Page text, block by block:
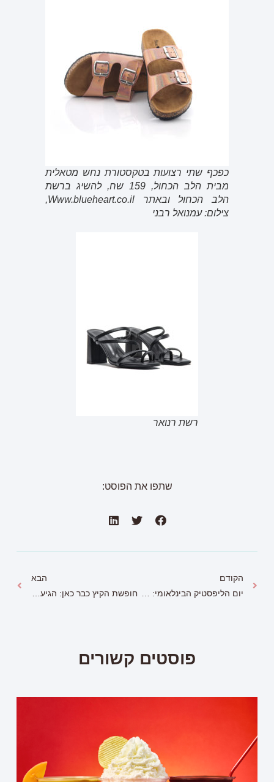
כפכף שתי רצועות בטקסטורת נחש מטאלית
מבית הלב הכחול, 159 שח, להשיג ברשת
הלב הכחול ובאתר Www.blueheart.co.il,
צילום: עמנואל רבני
רשת רנואר
שתפו את הפוסט:
הקודם
יום הליפסטיק הבינלאומי: כמה שפתונים אפשר לרכוש ב-65 ₪?
הבא
חופשת הקיץ כבר כאן: הגיע זמן קריאה!
פוסטים קשורים